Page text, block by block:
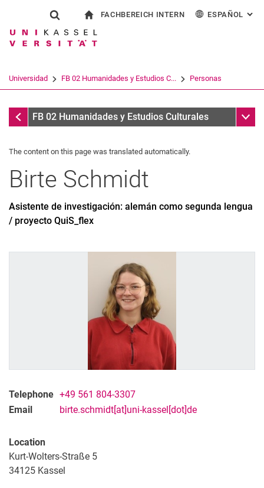
Jump directly to: content
Jump directly to: search
Jump directly to: main
Show search form
Search term
Search (opens an external link in a
FACHBEREICH INTERN ESPAÑOL :
Universidad FB 02 Humanidades y Estudios C... Personas
Personas
FB 02 Humanidades y Estudios Culturales Sub
The content on this page was translated automatically.
Birte Schmidt
Asistente de investigación: alemán como segunda lengua
/ proyecto QuiS_flex
Telephone +49 561 804-3307
Email
birte.schmidt[at]uni-kassel[dot]de
Location
Kurt-Wolters-Straße 5
34125 Kassel